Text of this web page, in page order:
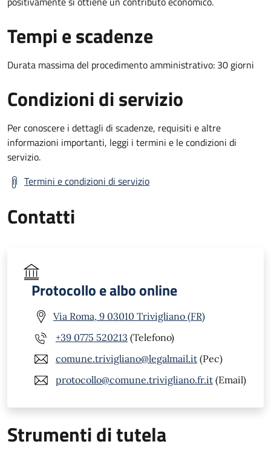
Tempi e scadenze
Durata massima del procedimento amministrativo: 30 giorni
Condizioni di servizio
Per conoscere i dettagli di scadenze, requisiti e altre
informazioni importanti, leggi i termini e le condizioni di
servizio.
Termini e condizioni di servizio
Contatti
Protocollo e albo online
Via Roma, 9 03010 Trivigliano (FR)
+39 0775 520213 (Telefono)
comune.trivigliano@legalmail.it (Pec)
protocollo@comune.trivigliano.fr.it (Email)
Strumenti di tutela